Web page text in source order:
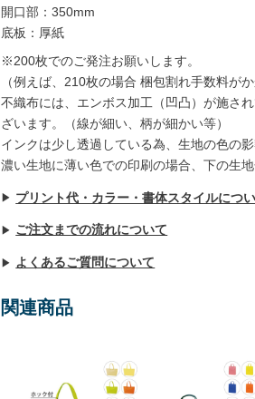
開口部：350mm
底板：厚紙
※200枚でのご発注お願いします。
（例えば、210枚の場合 梱包割れ手数料がか
不織布には、エンボス加工（凹凸）が施さ
ざいます。（線が細い、柄が細かい等）
インクは少し透過している為、生地の色の影
濃い生地に薄い色での印刷の場合、下の生地
プリント代・カラー・書体スタイルにつ
ご注文までの流れについて
よくあるご質問について
関連商品